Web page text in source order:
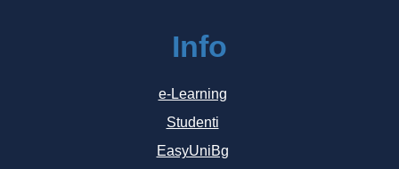
Info
e-Learning
Studenti
EasyUniBg